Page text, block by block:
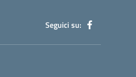
Seguici su: